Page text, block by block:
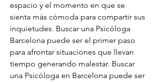
espacio y el momento en que se
sienta más cómoda para compartir sus
inquietudes. Buscar una Psicóloga
Barcelona puede ser el primer paso
para afrontar situaciones que llevan
tiempo generando malestar. Buscar
una Psicóloga en Barcelona puede ser